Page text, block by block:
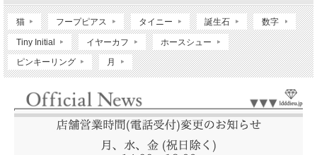
猫 フープピアス タイニー 誕生石 数字
Tiny Initial イヤーカフ ホースシュー
ピンキーリング 月